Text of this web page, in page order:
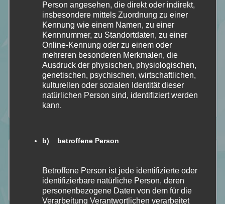
Folgt
184
Folgt
18
Folgt
2
Person angesehen, die direkt oder indirekt,
insbesondere mittels Zuordnung zu einer
Kennung wie einem Namen, zu einer
Kennnummer, zu Standortdaten, zu einer
Online-Kennung oder zu einem oder
mehreren besonderen Merkmalen, die
Ausdruck der physischen, physiologischen,
genetischen, psychischen, wirtschaftlichen,
kulturellen oder sozialen Identität dieser
natürlichen Person sind, identifiziert werden
kann.
b) betroffene Person
Betroffene Person ist jede identifizierte oder
identifizierbare natürliche Person, deren
personenbezogene Daten von dem für die
Verarbeitung Verantwortlichen verarbeitet